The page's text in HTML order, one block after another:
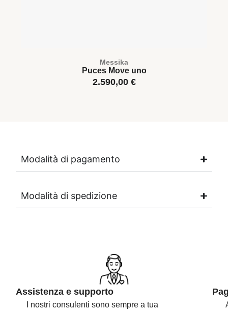
Messika
Puces Move uno
2.590,00 €
Modalità di pagamento
Modalità di spedizione
Assistenza e supporto
I nostri consulenti sono sempre a tua